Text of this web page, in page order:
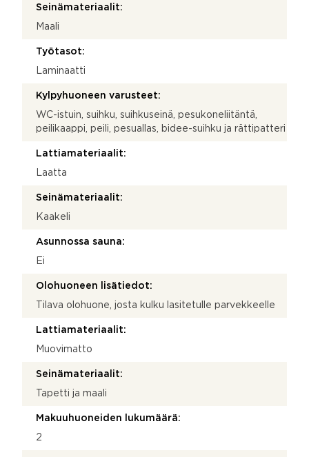
Seinämateriaalit:
Maali
Työtasot:
Laminaatti
Kylpyhuoneen varusteet:
WC-istuin, suihku, suihkuseinä, pesukoneliitäntä,
peilikaappi, peili, pesuallas, bidee-suihku ja rättipatteri
Lattiamateriaalit:
Laatta
Seinämateriaalit:
Kaakeli
Asunnossa sauna:
Ei
Olohuoneen lisätiedot:
Tilava olohuone, josta kulku lasitetulle parvekkeelle
Lattiamateriaalit:
Muovimatto
Seinämateriaalit:
Tapetti ja maali
Makuuhuoneiden lukumäärä:
2